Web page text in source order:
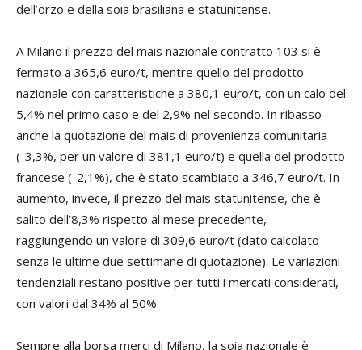
dell’orzo e della soia brasiliana e statunitense.
A Milano il prezzo del mais nazionale contratto 103 si è
fermato a 365,6 euro/t, mentre quello del prodotto
nazionale con caratteristiche a 380,1 euro/t, con un calo del
5,4% nel primo caso e del 2,9% nel secondo. In ribasso
anche la quotazione del mais di provenienza comunitaria
(-3,3%, per un valore di 381,1 euro/t) e quella del prodotto
francese (-2,1%), che è stato scambiato a 346,7 euro/t. In
aumento, invece, il prezzo del mais statunitense, che è
salito dell’8,3% rispetto al mese precedente,
raggiungendo un valore di 309,6 euro/t (dato calcolato
senza le ultime due settimane di quotazione). Le variazioni
tendenziali restano positive per tutti i mercati considerati,
con valori dal 34% al 50%.
Sempre alla borsa merci di Milano, la soia nazionale è